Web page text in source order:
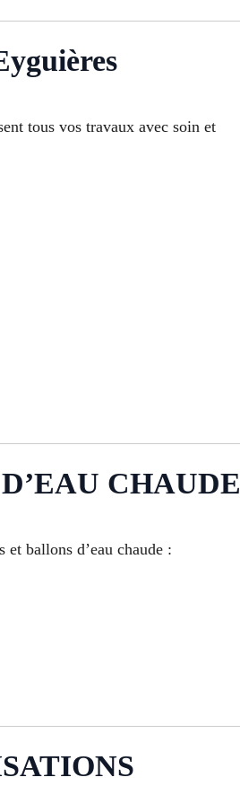
tous vos travaux avec soin et
CHAUDE
ballons d’eau chaude :